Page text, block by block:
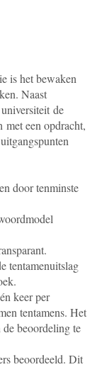
is het bewaken
Naast
de
met een opdracht,
door tenminste
tentamenuitslag
keer per
tentamens. Het
beoordeling te
beoordeeld. Dit